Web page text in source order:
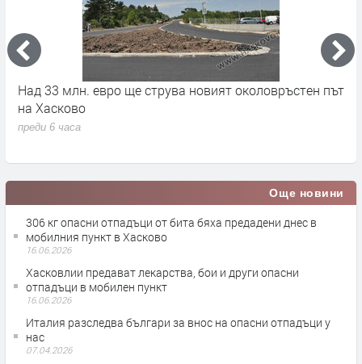
Над 33 млн. евро ще струва новият околовръстен път
на Хасково
преди 6 часа
Още новини
306 кг опасни отпадъци от бита бяха предадени днес в
мобилния пункт в Хасково
16.06.2026
Хасковлии предават лекарства, бои и други опасни
отпадъци в мобилен пункт
16.06.2026
Италия разследва българи за внос на опасни отпадъци у
нас
07.04.2026